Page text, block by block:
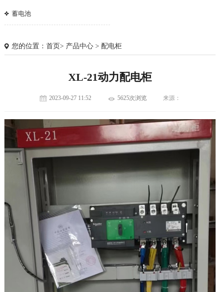
蓄电池
您的位置： 首页> 产品中心> 配电柜
XL-21动力配电柜
2023-09-27 11:52 5625次浏览 来源：